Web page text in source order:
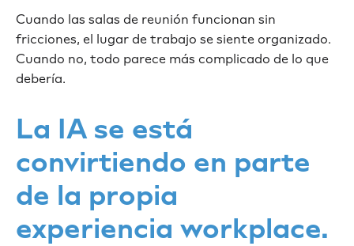
Cuando las salas de reunión funcionan sin
fricciones, el lugar de trabajo se siente organizado.
Cuando no, todo parece más complicado de lo que
debería.
La IA se está
convirtiendo en parte
de la propia
experiencia workplace.